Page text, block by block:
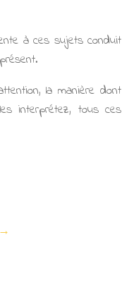
à ces sujets conduit
la manière dont
interprétez, tous ces